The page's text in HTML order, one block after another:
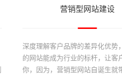
营销型网站建设
深度理解客户品牌的差异化优势
的网站能成为行业的标杆，让客
你，因为，营销型网站自诞生就